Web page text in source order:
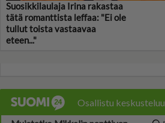
Suosikkilaulaja Irina rakastaa
tätä romanttista leffaa: "Ei ole
tullut toista vastaavaa
eteen..."